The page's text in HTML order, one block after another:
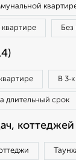
квартире
В
длительный срок
коттеджей